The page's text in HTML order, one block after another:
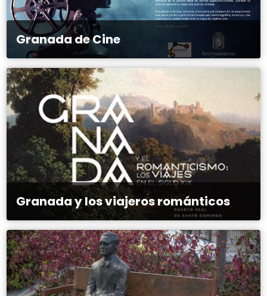
Granada de Cine
Granada y los viajeros románticos